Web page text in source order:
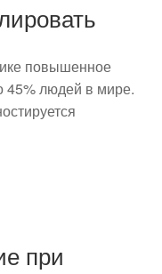
повышенное
45% людей в мире.
при